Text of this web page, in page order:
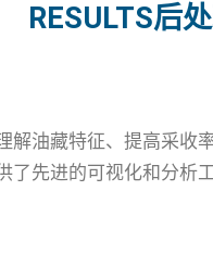
RESULTS后
解油藏特征、提高采收
了先进的可视化和分析工